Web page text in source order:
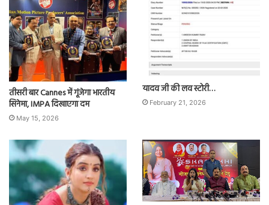
तीसरी बार Cannes में गूंजेगा भारतीय
सिनेमा, IMPA दिखाएगा दम
May 15, 2026
यादव जी की लव स्टोरी…
February 21, 2026